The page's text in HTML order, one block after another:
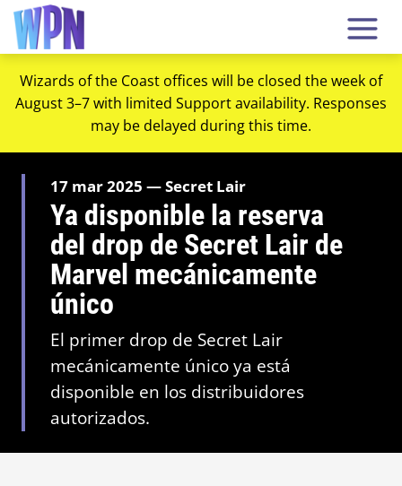
Wizards of the Coast offices will be closed the week of
August 3–7 with limited Support availability. Responses
may be delayed during this time.
17 mar 2025 — Secret Lair
Ya disponible la reserva
del drop de Secret Lair de
Marvel mecánicamente
único
El primer drop de Secret Lair
mecánicamente único ya está
disponible en los distribuidores
autorizados.